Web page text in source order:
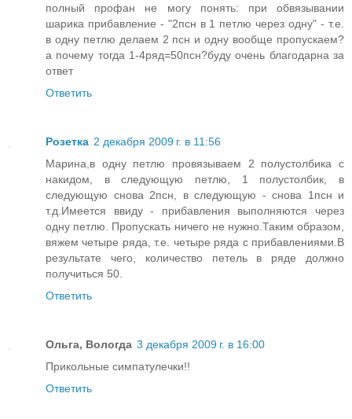
полный профан не могу понять: при обвязывании
шарика прибавление - "2псн в 1 петлю через одну" - т.е.
в одну петлю делаем 2 псн и одну вообще пропускаем?
а почему тогда 1-4ряд=50псн?буду очень благодарна за
ответ
Ответить
Розетка 2 декабря 2009 г. в 11:56
Марина,в одну петлю провязываем 2 полустолбика с
накидом, в следующую петлю, 1 полустолбик, в
следующую снова 2псн, в следующую - снова 1псн и
т.д.Имеется ввиду - прибавления выполняются через
одну петлю. Пропускать ничего не нужно.Таким образом,
вяжем четыре ряда, т.е. четыре ряда с прибавлениями.В
результате чего, количество петель в ряде должно
получиться 50.
Ответить
Ольга, Вологда 3 декабря 2009 г. в 16:00
Прикольные симпатулечки!!
Ответить